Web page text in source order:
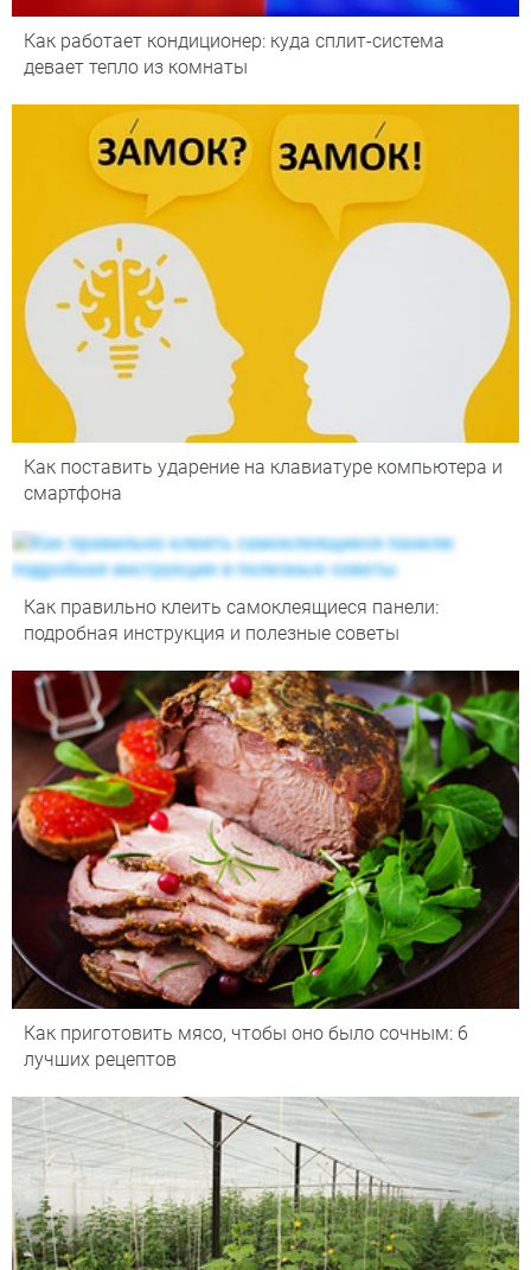
Как работает кондиционер: куда сплит-система
девает тепло из комнаты
Как поставить ударение на клавиатуре компьютера и
смартфона
Как правильно клеить самоклеящиеся панели:
подробная инструкция и полезные советы
Как приготовить мясо, чтобы оно было сочным: 6
лучших рецептов